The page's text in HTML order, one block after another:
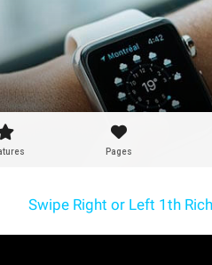
Swipe Right or Left 1th